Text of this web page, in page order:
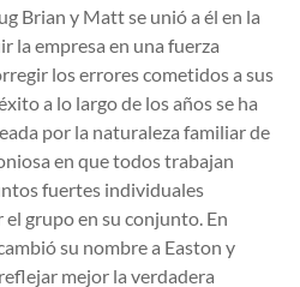
Brian y Matt se unió a él en la
la empresa en una fuerza
los errores cometidos a sus
a lo largo de los años se ha
por la naturaleza familiar de
en que todos trabajan
fuertes individuales
grupo en su conjunto. En
su nombre a Easton y
mejor la verdadera